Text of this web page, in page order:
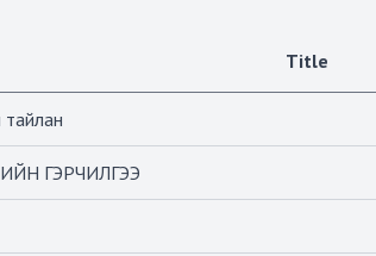
Title
тайлан
ГЭРЧИЛГЭЭ